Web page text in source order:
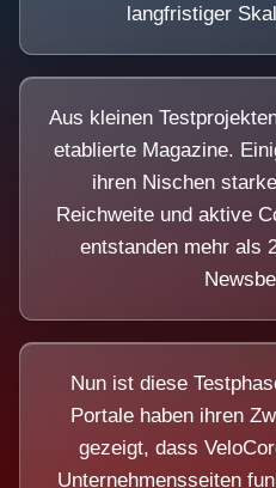
langfristiger
Aus kleinen
etablierte Magazine.
ihren Nischen
Reichweite und aktive
entstanden mehr als
Nun ist diese
Portale haben ihren
gezeigt, dass
Unternehmensseiten